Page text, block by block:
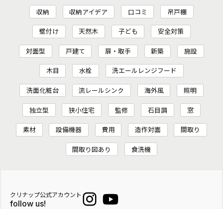
収納 収納アイデア 口コミ 吊戸棚
壁付け 天然木 子ども 安全対策
対面型 戸建て 扉・取手 新築 施設
木目 水栓 洗エールレンジフード
洗面化粧台 流レールシンク 海外風 照明
独立型 狭小住宅 監修 石目調 窓
素材 設備機器 費用 造作対面 間取り
間取り図あり 食洗機
クリナップ公式アカウント
follow us!